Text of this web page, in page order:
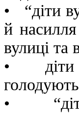
• “діти
й
вулиці та
• діти
• “діти